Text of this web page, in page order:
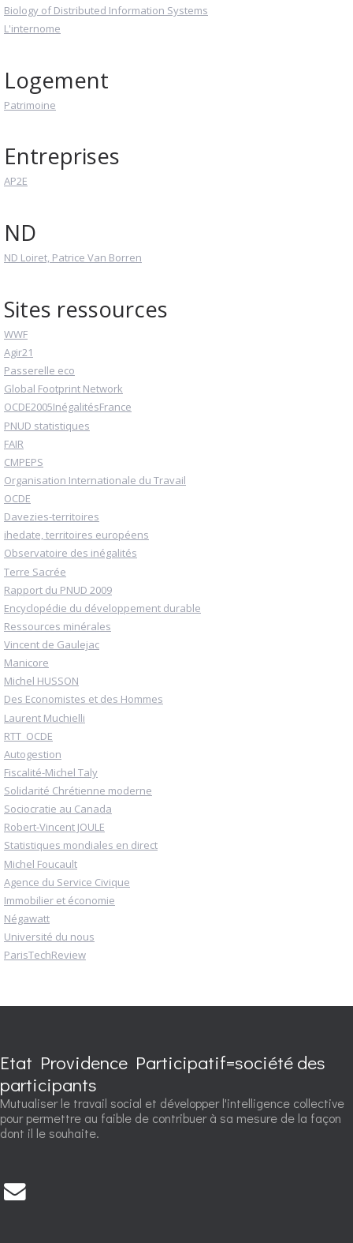
Biology of Distributed Information Systems
L'internome
Logement
Patrimoine
Entreprises
AP2E
ND
ND Loiret, Patrice Van Borren
Sites ressources
WWF
Agir21
Passerelle eco
Global Footprint Network
OCDE2005InégalitésFrance
PNUD statistiques
FAIR
CMPEPS
Organisation Internationale du Travail
OCDE
Davezies-territoires
ihedate, territoires européens
Observatoire des inégalités
Terre Sacrée
Rapport du PNUD 2009
Encyclopédie du développement durable
Ressources minérales
Vincent de Gaulejac
Manicore
Michel HUSSON
Des Economistes et des Hommes
Laurent Muchielli
RTT_OCDE
Autogestion
Fiscalité-Michel Taly
Solidarité Chrétienne moderne
Sociocratie au Canada
Robert-Vincent JOULE
Statistiques mondiales en direct
Michel Foucault
Agence du Service Civique
Immobilier et économie
Négawatt
Université du nous
ParisTechReview
Etat Providence Participatif=société des
participants
Mutualiser le travail social et développer l'intelligence collective
pour permettre au faible de contribuer à sa mesure de la façon
dont il le souhaite.